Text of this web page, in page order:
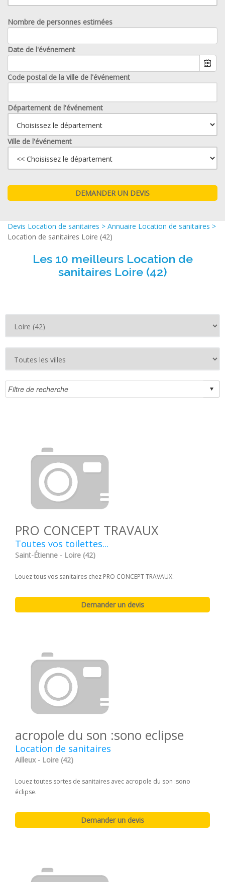
Nombre de personnes estimées
Date de l'événement
Code postal de la ville de l'événement
Département de l'événement
Ville de l'événement
Devis Location de sanitaires > Annuaire Location de sanitaires >
Location de sanitaires Loire (42)
Les 10 meilleurs Location de
sanitaires Loire (42)
PRO CONCEPT TRAVAUX
Toutes vos toilettes...
Saint-Étienne - Loire (42)
Louez tous vos sanitaires chez PRO CONCEPT TRAVAUX.
acropole du son :sono eclipse
Location de sanitaires
Ailleux - Loire (42)
Louez toutes sortes de sanitaires avec acropole du son :sono
éclipse.